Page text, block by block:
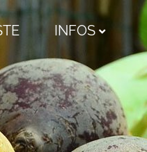
INFOS